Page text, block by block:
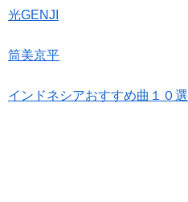
光GENJI
筒美京平
インドネシアおすすめ曲１０選